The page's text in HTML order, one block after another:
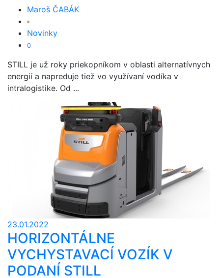
Maroš ČABÁK
Novinky
0
STILL je už roky priekopníkom v oblasti alternatívnych
energií a napreduje tiež vo využívaní vodíka v
intralogistike. Od ...
23.01.2022
HORIZONTÁLNE
VYCHYSTAVACÍ VOZÍK V
PODANÍ STILL